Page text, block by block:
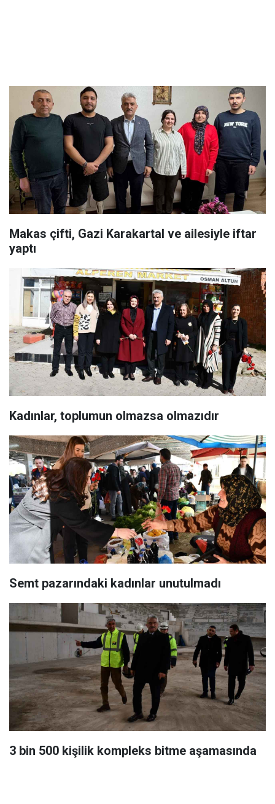
Makas çifti, Gazi Karakartal ve ailesiyle iftar
yaptı
Kadınlar, toplumun olmazsa olmazıdır
Semt pazarındaki kadınlar unutulmadı
3 bin 500 kişilik kompleks bitme aşamasında